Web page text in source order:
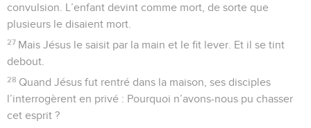
convulsion. L’enfant devint comme mort, de sorte que
plusieurs le disaient mort.
27 Mais Jésus le saisit par la main et le fit lever. Et il se tint
debout.
28 Quand Jésus fut rentré dans la maison, ses disciples
l’interrogèrent en privé : Pourquoi n’avons-nous pu chasser
cet esprit ?